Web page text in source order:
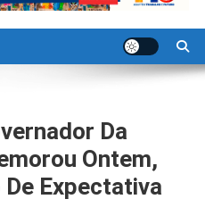
Da
Ontem,
Expectativa